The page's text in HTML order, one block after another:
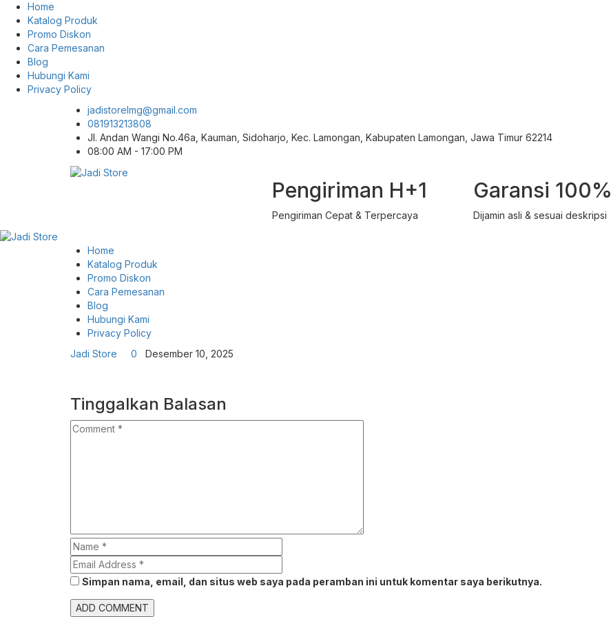
Home
Katalog Produk
Promo Diskon
Cara Pemesanan
Blog
Hubungi Kami
Privacy Policy
jadistorelmg@gmail.com
081913213808
Jl. Andan Wangi No.46a, Kauman, Sidoharjo, Kec. Lamongan, Kabupaten Lamongan, Jawa Timur 62214
08:00 AM - 17:00 PM
Pengiriman H+1
Pengiriman Cepat & Terpercaya
Garansi 100%
Dijamin asli & sesuai deskripsi
Home
Katalog Produk
Promo Diskon
Cara Pemesanan
Blog
Hubungi Kami
Privacy Policy
Jadi Store
0 Desember 10, 2025
Tinggalkan Balasan
Simpan nama, email, dan situs web saya pada peramban ini untuk komentar saya berikutnya.